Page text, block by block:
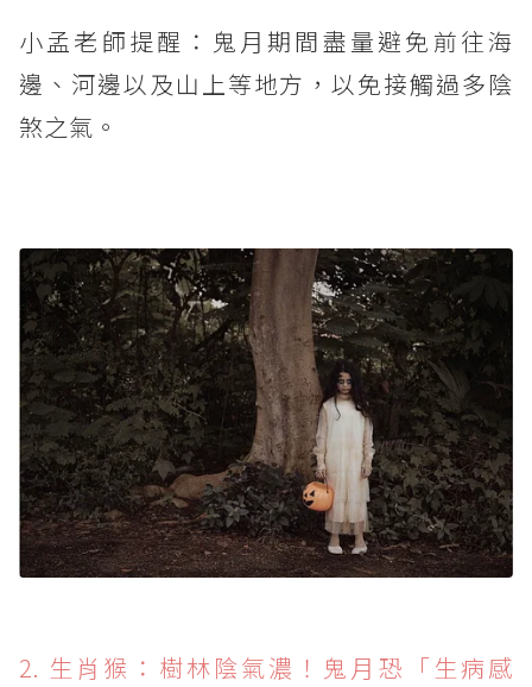
小孟老師提醒：鬼月期間盡量避免前往海
邊、河邊以及山上等地方，以免接觸過多陰
煞之氣。
2. 生肖猴：樹林陰氣濃！鬼月恐「生病感